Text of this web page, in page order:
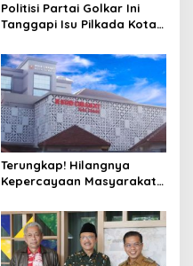
Politisi Partai Golkar Ini
Tanggapi Isu Pilkada Kota
Terungkap! Hilangnya
Kepercayaan Masyarakat
Rebranding RSUD Cibabat